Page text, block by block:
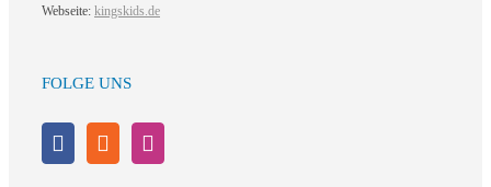
Webseite: kingskids.de
FOLGE UNS